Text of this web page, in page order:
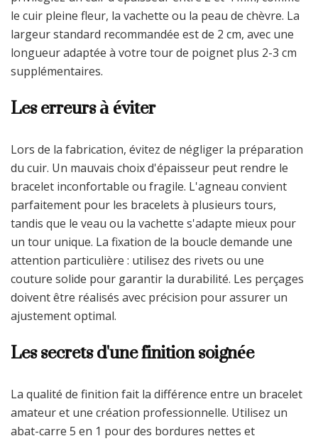
le cuir pleine fleur, la vachette ou la peau de chèvre. La
largeur standard recommandée est de 2 cm, avec une
longueur adaptée à votre tour de poignet plus 2-3 cm
supplémentaires.
Les erreurs à éviter
Lors de la fabrication, évitez de négliger la préparation
du cuir. Un mauvais choix d'épaisseur peut rendre le
bracelet inconfortable ou fragile. L'agneau convient
parfaitement pour les bracelets à plusieurs tours,
tandis que le veau ou la vachette s'adapte mieux pour
un tour unique. La fixation de la boucle demande une
attention particulière : utilisez des rivets ou une
couture solide pour garantir la durabilité. Les perçages
doivent être réalisés avec précision pour assurer un
ajustement optimal.
Les secrets d'une finition soignée
La qualité de finition fait la différence entre un bracelet
amateur et une création professionnelle. Utilisez un
abat-carre 5 en 1 pour des bordures nettes et